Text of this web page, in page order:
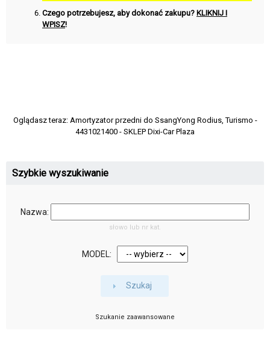
Czego potrzebujesz, aby dokonać zakupu? KLIKNIJ I
WPISZ!
Oglądasz teraz: Amortyzator przedni do SsangYong Rodius, Turismo -
4431021400 - SKLEP Dixi-Car Plaza
Szybkie wyszukiwanie
Nazwa:
słowo lub nr kat.
MODEL:
Szukaj
Szukanie zaawansowane